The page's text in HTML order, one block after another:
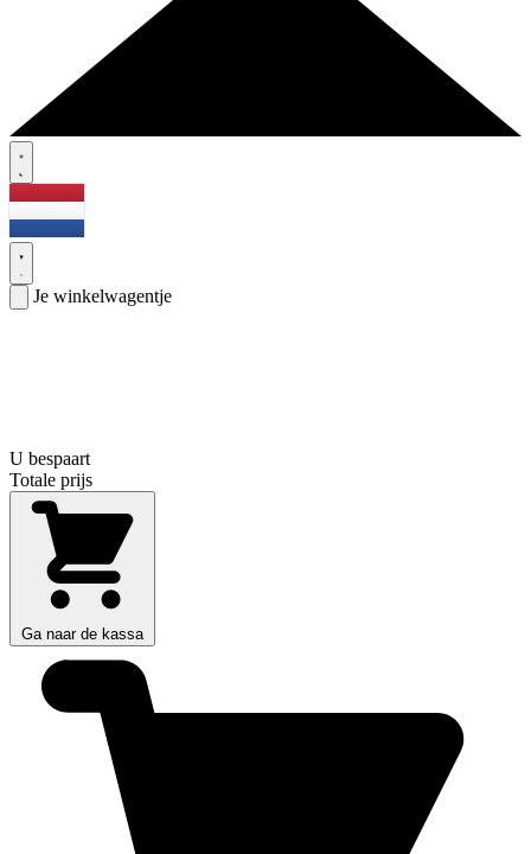
Je winkelwagentje
U bespaart
Totale prijs
Ga naar de kassa